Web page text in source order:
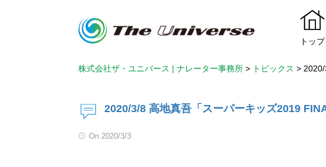
トップ
株式会社ザ・ユニバース | ナレーター事務所 > トピックス >
2020/3/8 高地真吾「スーパーキッズ2019
On 2020/3/3